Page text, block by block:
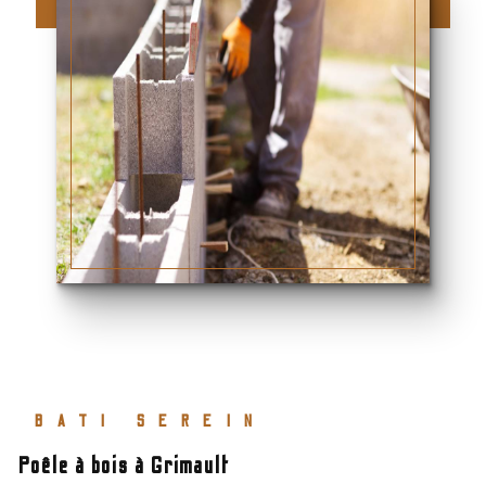
BATI SEREIN
poêle à bois à Grimault